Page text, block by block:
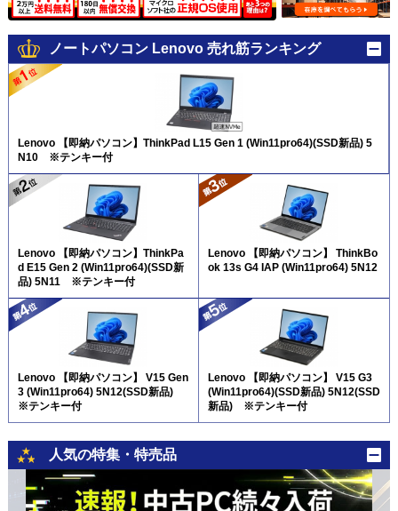
ノートパソコン Lenovo 売れ筋ランキング
Lenovo 【即納パソコン】ThinkPad L15 Gen 1 (Win11pro64)(SSD新品) 5
N10 ※テンキー付
Lenovo 【即納パソコン】ThinkPa
d E15 Gen 2 (Win11pro64)(SSD新
品) 5N11 ※テンキー付
Lenovo 【即納パソコン】 ThinkBo
ok 13s G4 IAP (Win11pro64) 5N12
Lenovo 【即納パソコン】 V15 Gen
3 (Win11pro64) 5N12(SSD新品)
※テンキー付
Lenovo 【即納パソコン】 V15 G3
(Win11pro64)(SSD新品) 5N12(SSD
新品) ※テンキー付
人気の特集・特売品